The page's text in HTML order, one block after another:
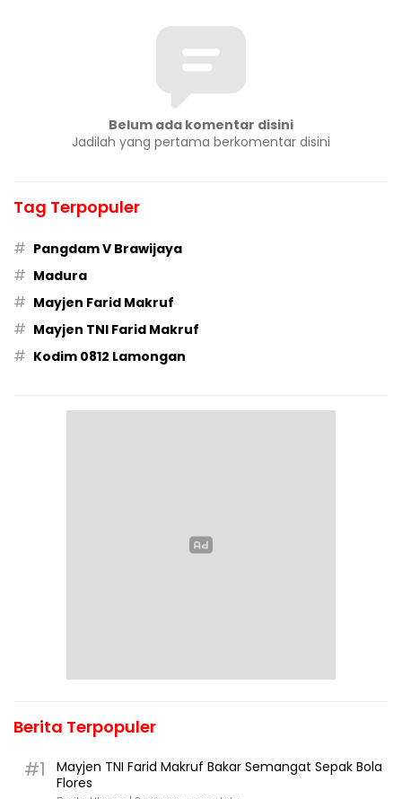
Belum ada komentar disini
Jadilah yang pertama berkomentar disini
Tag Terpopuler
# Pangdam V Brawijaya
# Madura
# Mayjen Farid Makruf
# Mayjen TNI Farid Makruf
# Kodim 0812 Lamongan
Berita Terpopuler
#1
Mayjen TNI Farid Makruf Bakar Semangat Sepak Bola
Flores